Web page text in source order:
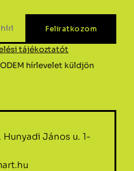
tájékoztatót
hírlevelet küldjön
János u. 1-